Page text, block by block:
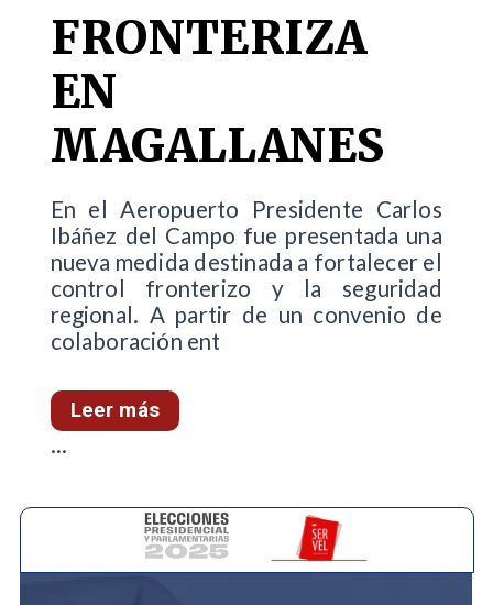
FRONTERIZA
EN
MAGALLANES
En el Aeropuerto Presidente Carlos
Ibáñez del Campo fue presentada una
nueva medida destinada a fortalecer el
control fronterizo y la seguridad
regional. A partir de un convenio de
colaboración ent
Leer más
...